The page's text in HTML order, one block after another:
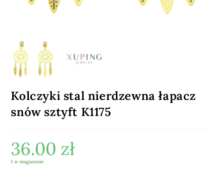
Kolczyki stal nierdzewna łapacz
snów sztyft K1175
36.00 zł
1 w magazynie